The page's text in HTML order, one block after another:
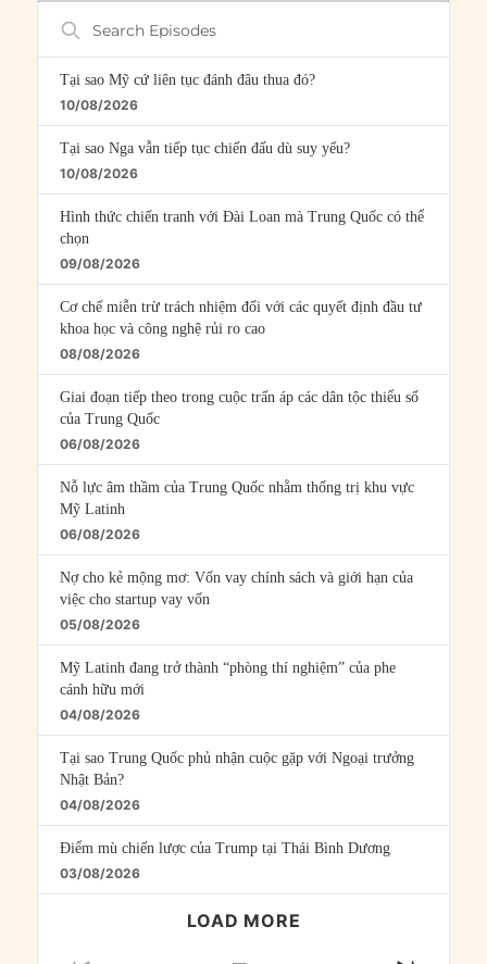
Search
Episodes
Tại sao Mỹ cứ liên tục đánh đâu thua đó?
10/08/2026
Tại sao Nga vẫn tiếp tục chiến đấu dù suy yếu?
10/08/2026
Hình thức chiến tranh với Đài Loan mà Trung Quốc có thể
chọn
09/08/2026
Cơ chế miễn trừ trách nhiệm đối với các quyết định đầu tư
khoa học và công nghệ rủi ro cao
08/08/2026
Giai đoạn tiếp theo trong cuộc trấn áp các dân tộc thiểu số
của Trung Quốc
06/08/2026
Nỗ lực âm thầm của Trung Quốc nhằm thống trị khu vực
Mỹ Latinh
06/08/2026
Nợ cho kẻ mộng mơ: Vốn vay chính sách và giới hạn của
việc cho startup vay vốn
05/08/2026
Mỹ Latinh đang trở thành “phòng thí nghiệm” của phe
cánh hữu mới
04/08/2026
Tại sao Trung Quốc phủ nhận cuộc gặp với Ngoại trưởng
Nhật Bản?
04/08/2026
Điểm mù chiến lược của Trump tại Thái Bình Dương
03/08/2026
LOAD MORE